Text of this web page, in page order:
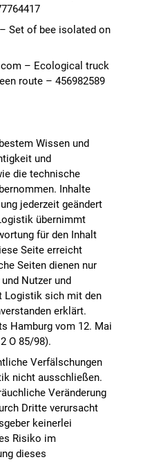
Set of bee isolated on
– Ecological truck
route – 456982589
Wissen und
und
die technische
Inhalte
jederzeit geändert
übernimmt
für den Inhalt
Seite erreicht
Seiten dienen nur
Nutzer und
Logistik sich mit den
erklärt.
Hamburg vom 12. Mai
O 85/98).
Verfälschungen
nicht ausschließen.
Veränderung
Dritte verursacht
keinerlei
Risiko im
dieses